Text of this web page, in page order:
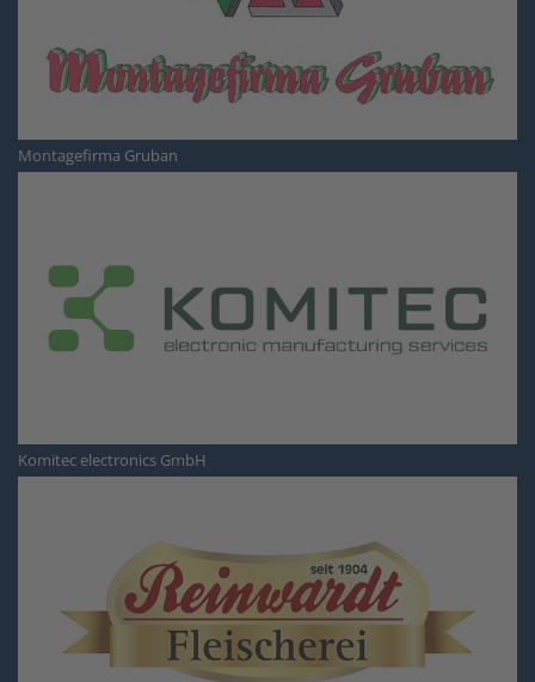
Montagefirma Gruban
Komitec electronics GmbH